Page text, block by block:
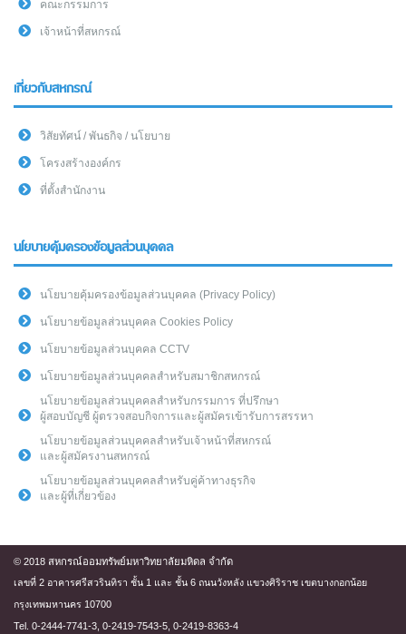
คณะกรรมการ
เจ้าหน้าที่สหกรณ์
เกี่ยวกับสหกรณ์
วิสัยทัศน์ / พันธกิจ / นโยบาย
โครงสร้างองค์กร
ที่ตั้งสำนักงาน
นโยบายคุ้มครองข้อมูลส่วนบุคคล
นโยบายคุ้มครองข้อมูลส่วนบุคคล (Privacy Policy)
นโยบายข้อมูลส่วนบุคคล Cookies Policy
นโยบายข้อมูลส่วนบุคคล CCTV
นโยบายข้อมูลส่วนบุคคลสำหรับสมาชิกสหกรณ์
นโยบายข้อมูลส่วนบุคคลสำหรับกรรมการ ที่ปรึกษา
ผู้สอบบัญชี ผู้ตรวจสอบกิจการและผู้สมัครเข้ารับการสรรหา
นโยบายข้อมูลส่วนบุคคลสำหรับเจ้าหน้าที่สหกรณ์
และผู้สมัครงานสหกรณ์
นโยบายข้อมูลส่วนบุคคลสำหรับคู่ค้าทางธุรกิจ
และผู้ที่เกี่ยวข้อง
© 2018 สหกรณ์ออมทรัพย์มหาวิทยาลัยมหิดล จำกัด
เลขที่ 2 อาคารศรีสวรินทิรา ชั้น 1 และ ชั้น 6 ถนนวังหลัง แขวงศิริราช เขตบางกอกน้อย
กรุงเทพมหานคร 10700
Tel. 0-2444-7741-3, 0-2419-7543-5, 0-2419-8363-4